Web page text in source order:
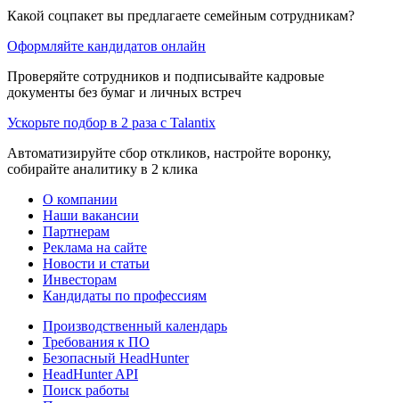
Какой соцпакет вы предлагаете семейным сотрудникам?
Оформляйте кандидатов онлайн
Проверяйте сотрудников и подписывайте кадровые
документы без бумаг и личных встреч
Ускорьте подбор в 2 раза с Talantix
Автоматизируйте сбор откликов, настройте воронку,
собирайте аналитику в 2 клика
О компании
Наши вакансии
Партнерам
Реклама на сайте
Новости и статьи
Инвесторам
Кандидаты по профессиям
Производственный календарь
Требования к ПО
Безопасный HeadHunter
HeadHunter API
Поиск работы